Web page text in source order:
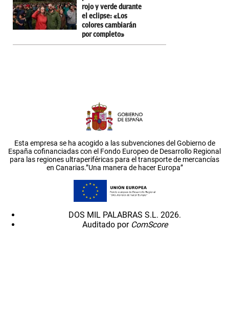
rojo y verde durante
el eclipse: «Los
colores cambiarán
por completo»
Esta empresa se ha acogido a las subvenciones del Gobierno de
España cofinanciadas con el Fondo Europeo de Desarrollo Regional
para las regiones ultraperiféricas para el transporte de mercancías
en Canarias.”Una manera de hacer Europa”
DOS MIL PALABRAS S.L. 2026.
Auditado por ComScore